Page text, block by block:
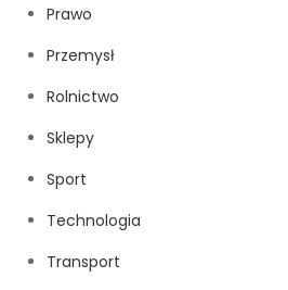
Prawo
Przemysł
Rolnictwo
Sklepy
Sport
Technologia
Transport